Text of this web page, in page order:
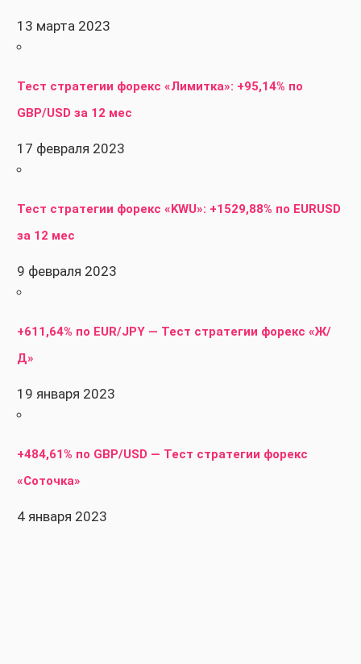
13 марта 2023
Тест стратегии форекс «Лимитка»: +95,14% по
GBP/USD за 12 мес
17 февраля 2023
Тест стратегии форекс «KWU»: +1529,88% по EURUSD
за 12 мес
9 февраля 2023
+611,64% по EUR/JPY — Тест стратегии форекс «Ж/
Д»
19 января 2023
+484,61% по GBP/USD — Тест стратегии форекс
«Соточка»
4 января 2023